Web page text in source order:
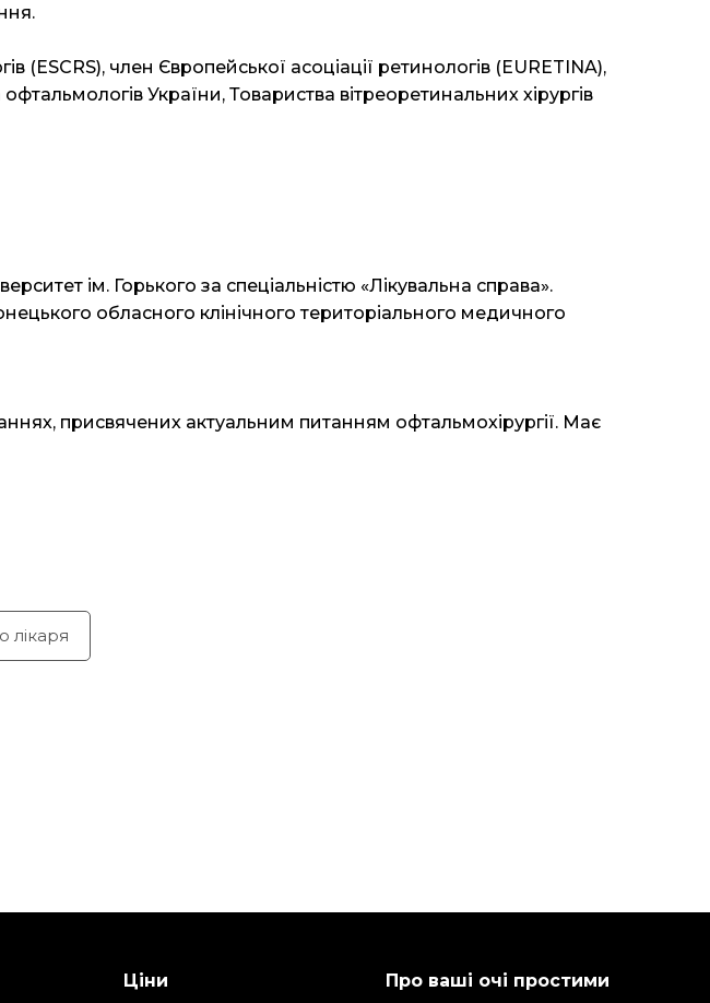
(ESCRS), член Європейської асоціації ретинологів (EURETINA),
України, Товариства вітреоретинальних хірургів
ім. Горького за спеціальністю «Лікувальна справа».
обласного клінічного територіального медичного
присвячених актуальним питанням офтальмохірургії. Має
лікаря
Ціни
Про ваші очі простими